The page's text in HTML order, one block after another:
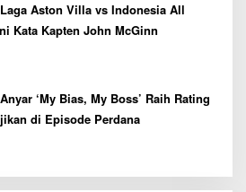
Aston Villa vs Indonesia All
Kata Kapten John McGinn
‘My Bias, My Boss’ Raih Rating
di Episode Perdana